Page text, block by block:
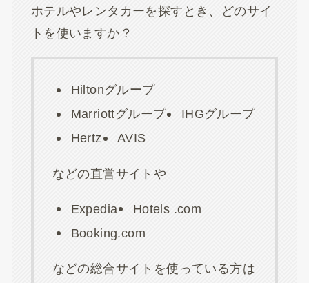
ホテルやレンタカーを探すとき、どのサイ
トを使いますか？
Hiltonグループ
Marriottグループ
IHGグループ
Hertz
AVIS
などの直営サイトや
Expedia
Hotels .com
Booking.com
などの総合サイトを使っている方は